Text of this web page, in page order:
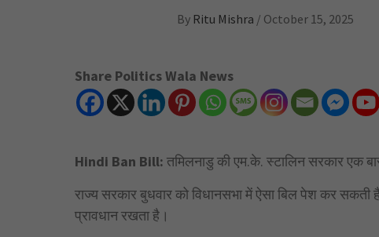
By Ritu Mishra / October 15, 2025
Share Politics Wala News
Hindi Ban Bill: तमिलनाडु की एम.के. स्टालिन सरकार एक
राज्य सरकार बुधवार को विधानसभा में ऐसा बिल पेश कर सकती
प्रावधान रखता है।